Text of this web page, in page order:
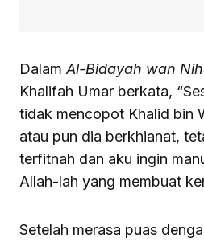
Dalam Al-Bidayah wan
Khalifah Umar berkata,
tidak mencopot Khalid bin
atau pun dia berkhianat,
terfitnah dan aku ingin
Allah-lah yang membuat
Setelah merasa puas